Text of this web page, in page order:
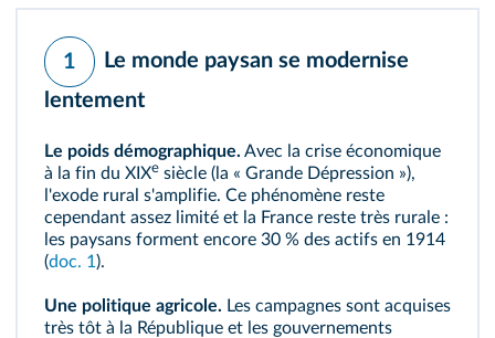
1
Le monde paysan se modernise
lentement
Le poids démographique. Avec la crise économique
à la fin du XIXe siècle (la « Grande Dépression »),
l'exode rural s'amplifie. Ce phénomène reste
cependant assez limité et la France reste très rurale :
les paysans forment encore 30 % des actifs en 1914
(doc. 1).
Une politique agricole. Les campagnes sont acquises
très tôt à la République et les gouvernements